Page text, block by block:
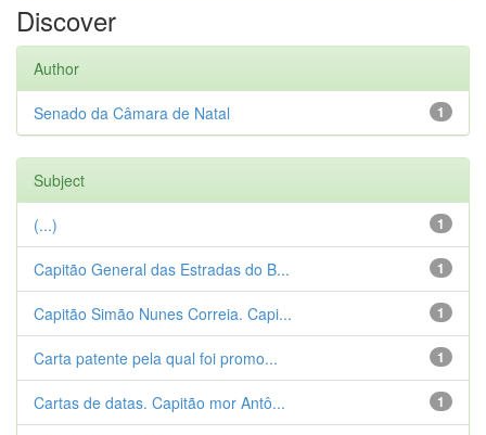
Discover
Author
1
Senado da Câmara de Natal
Subject
1
(...)
1
Capitão General das Estradas do B...
1
Capitão Simão Nunes Correia. Capi...
1
Carta patente pela qual foi promo...
1
Cartas de datas. Capitão mor Antô...